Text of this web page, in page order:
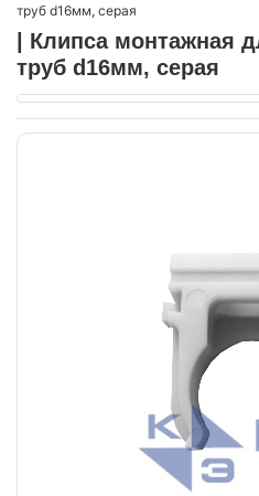
труб d16мм, серая
| Клипса монтажная
труб d16мм, серая